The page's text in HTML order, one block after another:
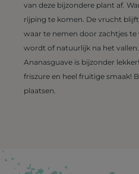
van deze bijzondere plant af.
rijping te komen. De vrucht
waar te nemen door zachtjes
wordt of natuurlijk na het
Ananasguave is bijzonder
friszure en heel fruitige smaak!
plaatsen.